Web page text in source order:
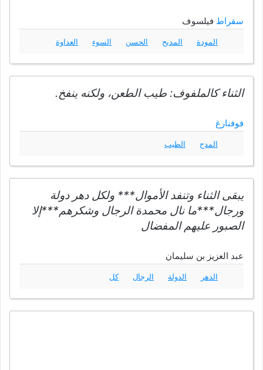
سقراط فيلسوف
المودة المديح الحسن السوء العداوة
الثناء كالملفوف: طيب الطعن، ولكنه ينفخ.
فوفنارغ
المدح الطيب
يبقى الثناء وتنفد الأموال*** ولكل دهر دولة
ورجال***ما نال محمدة الرجال وشكرهم***إلا
الصبور عليهم المفضال
عبد العزيز بن سليمان
الدهر الدولة الرجال كل